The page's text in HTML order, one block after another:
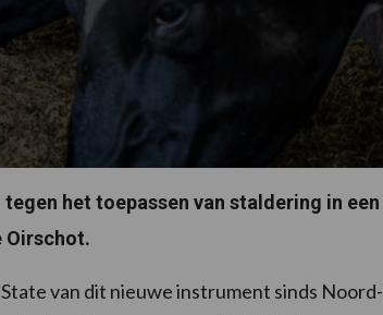
het toepassen van staldering in een
Oirschot.
van dit nieuwe instrument sinds Noord-